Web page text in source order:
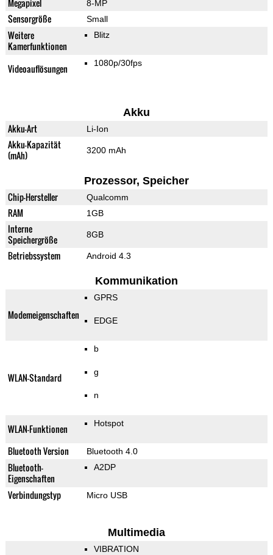
Megapixel 8-MP
Sensorgröße Small
Weitere
Kamerfunktionen
Blitz
Videoauflösungen 1080p/30fps
Akku
Akku-Art Li-Ion
Akku-Kapazität
(mAh)
3200 mAh
Prozessor, Speicher
Chip-Hersteller Qualcomm
RAM 1GB
Interne
Speichergröße
8GB
Betriebssystem Android 4.3
Kommunikation
Modemeigenschaften
GPRS
EDGE
WLAN-Standard
b
g
n
WLAN-Funktionen Hotspot
Bluetooth Version Bluetooth 4.0
Bluetooth-
Eigenschaften
A2DP
Verbindungstyp Micro USB
Multimedia
VIBRATION